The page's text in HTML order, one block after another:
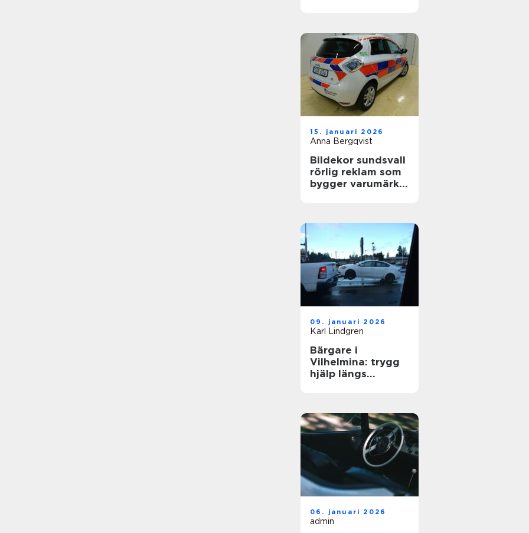
15. januari 2026
Anna Bergqvist
Bildekor sundsvall
rörlig reklam som
bygger varumärke
09. januari 2026
Karl Lindgren
Bärgare i
Vilhelmina: trygg
hjälp längs
06. januari 2026
admin